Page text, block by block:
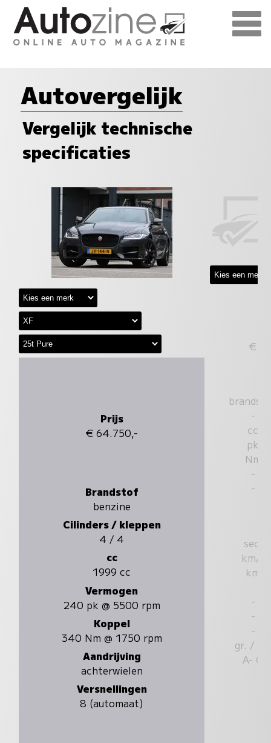
Autovergelijk
Vergelijk technische
specificaties
Prijs
€ 64.750,-
Brandstof
benzine
Cilinders / kleppen
4 / 4
cc
1999 cc
Vermogen
240 pk @ 5500 rpm
Koppel
340 Nm @ 1750 rpm
Aandrijving
achterwielen
Versnellingen
8 (automaat)
€
-
cc
pk
Nm
-
-
sec.
km/u
km
-
-
-
gr. / km
A- G